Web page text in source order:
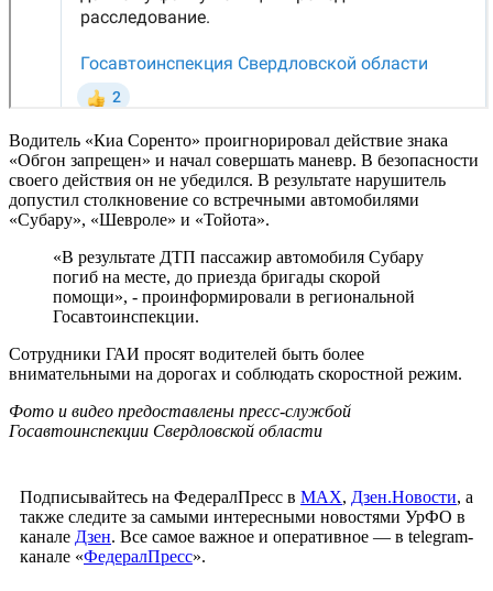
Водитель «Киа Соренто» проигнорировал действие знака
«Обгон запрещен» и начал совершать маневр. В безопасности
своего действия он не убедился. В результате нарушитель
допустил столкновение со встречными автомобилями
«Субару», «Шевроле» и «Тойота».
«В результате ДТП пассажир автомобиля Субару
погиб на месте, до приезда бригады скорой
помощи», - проинформировали в региональной
Госавтоинспекции.
Сотрудники ГАИ просят водителей быть более
внимательными на дорогах и соблюдать скоростной режим.
Фото и видео предоставлены пресс-службой
Госавтоинспекции Свердловской области
Подписывайтесь на ФедералПресс в МАХ, Дзен.Новости, а
также следите за самыми интересными новостями УрФО в
канале Дзен. Все самое важное и оперативное — в telegram-
канале «ФедералПресс».